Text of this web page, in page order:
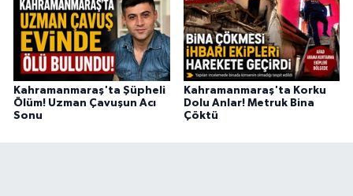
Kahramanmaraş'ta Şüpheli
Ölüm! Uzman Çavuşun Acı
Sonu
Kahramanmaraş'ta Korku
Dolu Anlar! Metruk Bina
Çöktü